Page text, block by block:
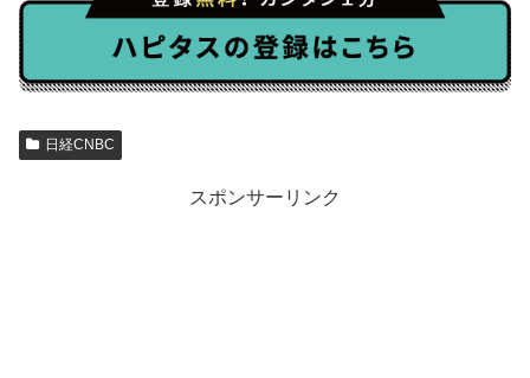
日経CNBC
スポンサーリンク